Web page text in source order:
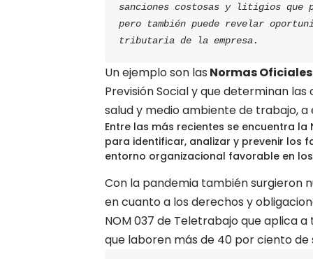
sanciones costosas y litigios que
pero también puede revelar
tributaria de la empresa.
Un ejemplo son las Normas
Previsión Social y que determinan
salud y medio ambiente de trabajo,
Entre las más recientes se encuentra
para identificar, analizar y prevenir los
entorno organizacional favorable en
Con la pandemia también surgieron
en cuanto a los derechos y
NOM 037 de Teletrabajo que aplica
que laboren más de 40 por ciento